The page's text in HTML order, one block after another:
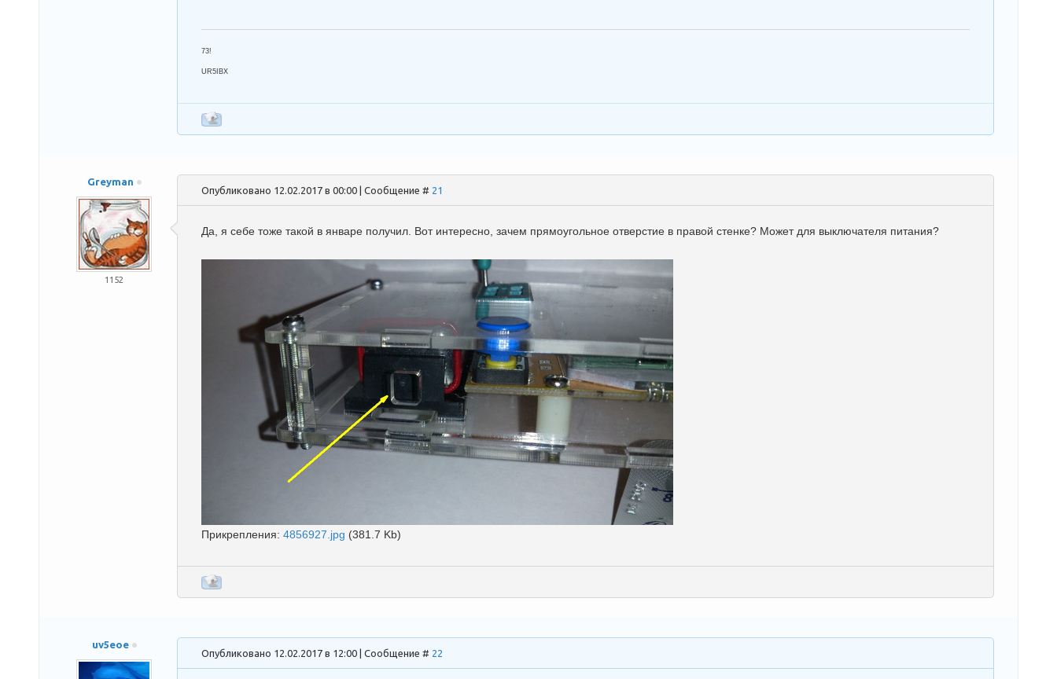
73!
UR5IBX
Greyman
1152
Опубликовано 12.02.2017 в 00:00 | Сообщение # 21
Да, я себе тоже такой в январе получил. Вот интересно, зачем прямоугольное отверстие в правой стенке? Может для выключателя питания?
Прикрепления: 4856927.jpg (381.7 Kb)
uv5eoe
Опубликовано 12.02.2017 в 12:00 | Сообщение # 22